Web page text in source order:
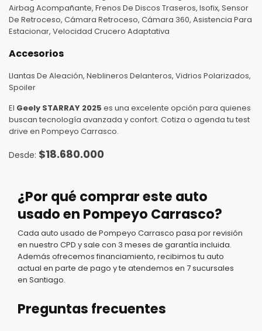
Airbag Acompañante, Frenos De Discos Traseros, Isofix, Sensor
De Retroceso, Cámara Retroceso, Cámara 360, Asistencia Para
Estacionar, Velocidad Crucero Adaptativa
Accesorios
Llantas De Aleación, Neblineros Delanteros, Vidrios Polarizados,
Spoiler
El Geely STARRAY 2025 es una excelente opción para quienes
buscan tecnología avanzada y confort. Cotiza o agenda tu test
drive en Pompeyo Carrasco.
$18.680.000
¿Por qué comprar este auto
usado en Pompeyo Carrasco?
Cada auto usado de Pompeyo Carrasco pasa por revisión
en nuestro CPD y sale con 3 meses de garantía incluida.
Además ofrecemos financiamiento, recibimos tu auto
actual en parte de pago y te atendemos en 7 sucursales
en Santiago.
Preguntas frecuentes